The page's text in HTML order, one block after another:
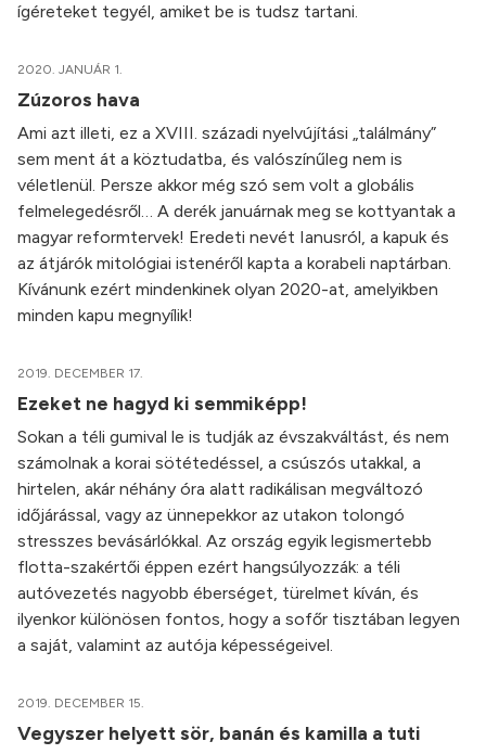
ígéreteket tegyél, amiket be is tudsz tartani.
2020. JANUÁR 1.
Zúzoros hava
Ami azt illeti, ez a XVIII. századi nyelvújítási „találmány”
sem ment át a köztudatba, és valószínűleg nem is
véletlenül. Persze akkor még szó sem volt a globális
felmelegedésről… A derék januárnak meg se kottyantak a
magyar reformtervek! Eredeti nevét Ianusról, a kapuk és
az átjárók mitológiai istenéről kapta a korabeli naptárban.
Kívánunk ezért mindenkinek olyan 2020-at, amelyikben
minden kapu megnyílik!
2019. DECEMBER 17.
Ezeket ne hagyd ki semmiképp!
Sokan a téli gumival le is tudják az évszakváltást, és nem
számolnak a korai sötétedéssel, a csúszós utakkal, a
hirtelen, akár néhány óra alatt radikálisan megváltozó
időjárással, vagy az ünnepekkor az utakon tolongó
stresszes bevásárlókkal. Az ország egyik legismertebb
flotta-szakértői éppen ezért hangsúlyozzák: a téli
autóvezetés nagyobb éberséget, türelmet kíván, és
ilyenkor különösen fontos, hogy a sofőr tisztában legyen
a saját, valamint az autója képességeivel.
2019. DECEMBER 15.
Vegyszer helyett sör, banán és kamilla a tuti